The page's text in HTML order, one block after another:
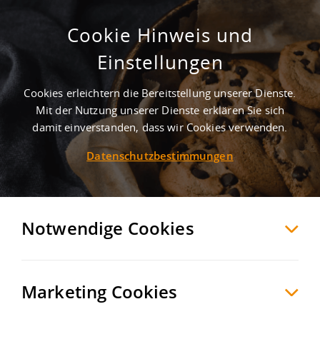
Modernste Logistikfläche
unmittelbar an der A27
Osterholz-ScharmbeckOsterholz, Deutschland
MERKEN VERGLEICHEN EXPORT PDF
Cookie Hinweis und
Einstellungen
Cookies erleichtern die Bereitstellung unserer Dienste.
Mit der Nutzung unserer Dienste erklären Sie sich
damit einverstanden, dass wir Cookies verwenden.
Datenschutzbestimmungen
Notwendige Cookies
Marketing Cookies